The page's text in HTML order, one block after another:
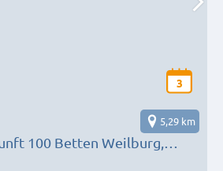
3
100 Betten Weilburg,
Bad Schwalbach, Hadamar, Elbtal
5,29 km